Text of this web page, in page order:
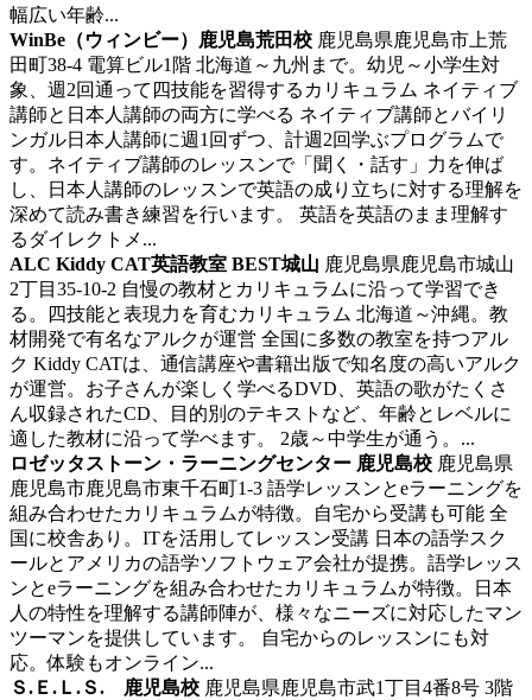
幅広い年齢...
WinBe（ウィンビー）鹿児島荒田校 鹿児島県鹿児島市上荒
田町38-4 電算ビル1階 北海道～九州まで。幼児～小学生対
象、週2回通って四技能を習得するカリキュラム ネイティブ
講師と日本人講師の両方に学べる ネイティブ講師とバイリ
ンガル日本人講師に週1回ずつ、計週2回学ぶプログラムで
す。ネイティブ講師のレッスンで「聞く・話す」力を伸ば
し、日本人講師のレッスンで英語の成り立ちに対する理解を
深めて読み書き練習を行います。 英語を英語のまま理解す
るダイレクトメ...
ALC Kiddy CAT英語教室 BEST城山 鹿児島県鹿児島市城山
2丁目35-10-2 自慢の教材とカリキュラムに沿って学習でき
る。四技能と表現力を育むカリキュラム 北海道～沖縄。教
材開発で有名なアルクが運営 全国に多数の教室を持つアル
ク Kiddy CATは、通信講座や書籍出版で知名度の高いアルク
が運営。お子さんが楽しく学べるDVD、英語の歌がたくさ
ん収録されたCD、目的別のテキストなど、年齢とレベルに
適した教材に沿って学べます。 2歳～中学生が通う。...
ロゼッタストーン・ラーニングセンター 鹿児島校 鹿児島県
鹿児島市鹿児島市東千石町1-3 語学レッスンとeラーニングを
組み合わせたカリキュラムが特徴。自宅から受講も可能 全
国に校舎あり。ITを活用してレッスン受講 日本の語学スク
ールとアメリカの語学ソフトウェア会社が提携。語学レッス
ンとeラーニングを組み合わせたカリキュラムが特徴。日本
人の特性を理解する講師陣が、様々なニーズに対応したマン
ツーマンを提供しています。 自宅からのレッスンにも対
応。体験もオンライン...
Ｓ.Ｅ.Ｌ.Ｓ. 鹿児島校 鹿児島県鹿児島市武1丁目4番8号 3階